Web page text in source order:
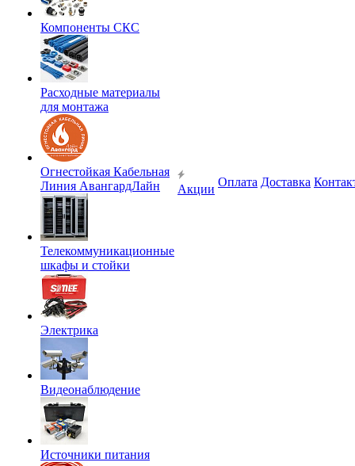
Компоненты СКС
Расходные материалы
для монтажа
Огнестойкая Кабельная
Линия АвангардЛайн
Телекоммуникационные
шкафы и стойки
Электрика
Видеонаблюдение
Источники питания
Акции
Оплата Доставка